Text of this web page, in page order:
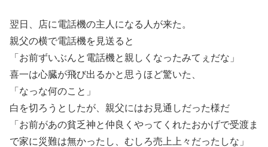
翌日、店に電話機の主人になる人が来た。
親父の横で電話機を見送ると
「お前ずいぶんと電話機と親しくなったみてぇだな」
喜一は心臓が飛び出るかと思うほど驚いた、
「なっな何のこと」
白を切ろうとしたが、親父にはお見通しだった様だ
「お前があの貧乏神と仲良くやってくれたおかげで受渡ま
で家に災難は無かったし、むしろ売上上々だったしな」